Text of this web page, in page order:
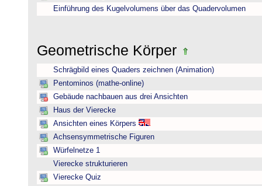
Einführung des Kugelvolumens über das Quadervolumen
Geometrische Körper
Schrägbild eines Quaders zeichnen (Animation)
Pentominos (mathe-online)
Gebäude nachbauen aus drei Ansichten
Haus der Vierecke
Ansichten eines Körpers
Achsensymmetrische Figuren
Würfelnetze 1
Vierecke strukturieren
Vierecke Quiz